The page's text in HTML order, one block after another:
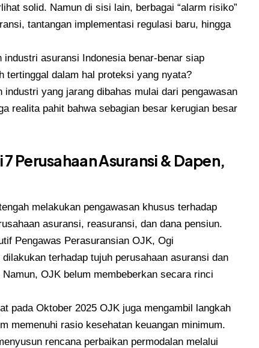
solid. Namun di sisi lain, berbagai “alarm risiko”
tantangan implementasi regulasi baru, hingga
asuransi Indonesia benar-benar siap
tertinggal dalam hal proteksi yang nyata?
yang jarang dibahas mulai dari pengawasan
realita pahit bahwa sebagian besar kerugian besar
Perusahaan Asuransi & Dapen,
melakukan pengawasan khusus terhadap
asuransi, reasuransi, dan dana pensiun.
Pengawas Perasuransian OJK, Ogi
terhadap tujuh perusahaan asuransi dan
OJK belum membeberkan secara rinci
pada Oktober 2025 OJK juga mengambil langkah
memenuhi rasio kesehatan keuangan minimum.
rencana perbaikan permodalan melalui